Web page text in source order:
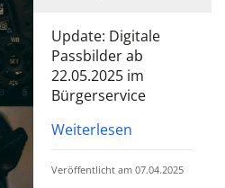
Update: Digitale
Passbilder ab
22.05.2025 im
Bürgerservice
Weiterlesen
Veröffentlicht am 07.04.2025